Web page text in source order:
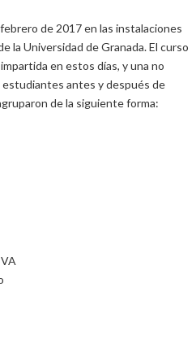
de 2017 en las instalaciones
la Universidad de Granada. El curso
en estos días, y una no
estudiantes antes y después de
de la siguiente forma: